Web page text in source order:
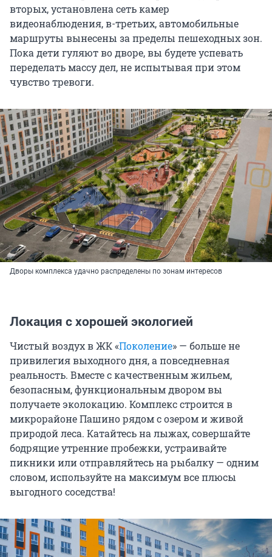
вторых, установлена сеть камер
видеонаблюдения, в-третьих, автомобильные
маршруты вынесены за пределы пешеходных зон.
Пока дети гуляют во дворе, вы будете успевать
переделать массу дел, не испытывая при этом
чувство тревоги.
Дворы комплекса удачно распределены по зонам интересов
Локация с хорошей экологией
Чистый воздух в ЖК «Поколение» — больше не
привилегия выходного дня, а повседневная
реальность. Вместе с качественным жильем,
безопасным, функциональным двором вы
получаете эколокацию. Комплекс строится в
микрорайоне Пашино рядом с озером и живой
природой леса. Катайтесь на лыжах, совершайте
бодрящие утренние пробежки, устраивайте
пикники или отправляйтесь на рыбалку — одним
словом, используйте на максимум все плюсы
выгодного соседства!